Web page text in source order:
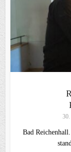
Bad